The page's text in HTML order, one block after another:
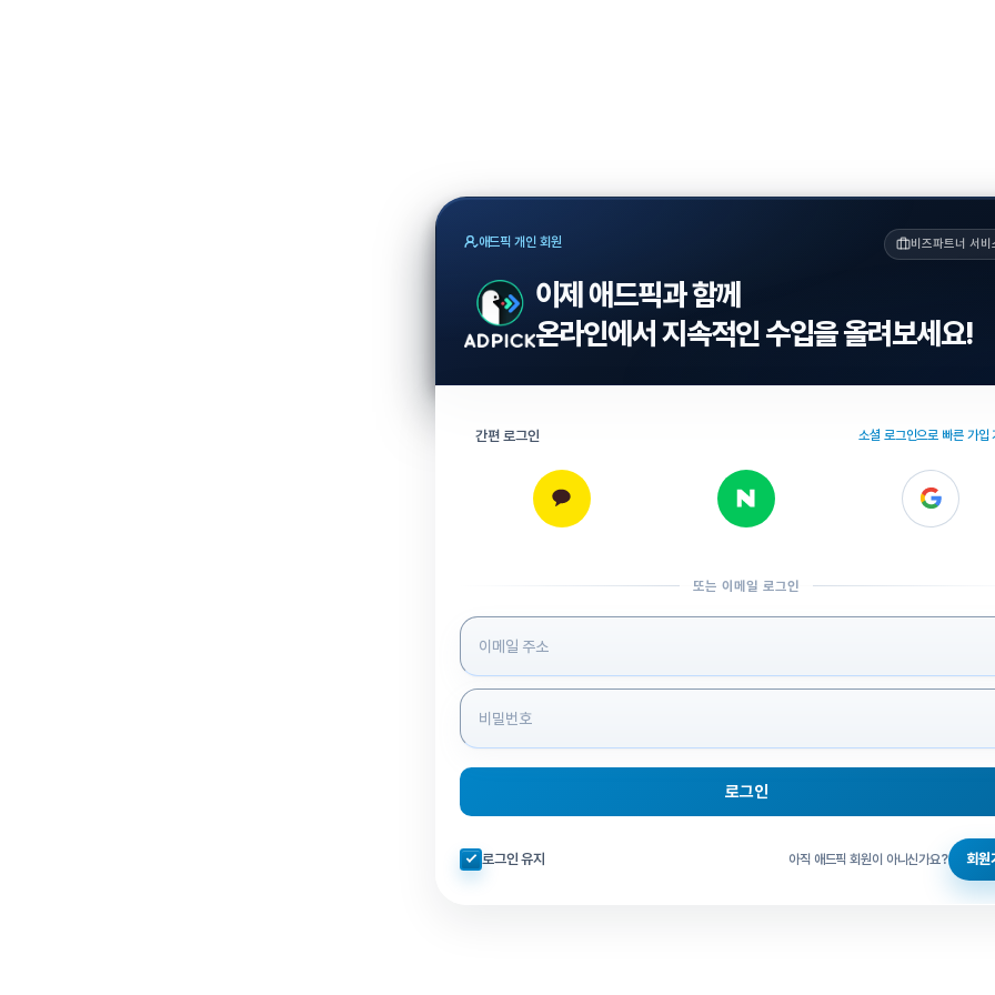
애드픽 개인 회원 비즈파트너 서비
이제 애드픽과 함께
온라인에서 지속적인 수입을 올려보세요!
간편 로그인 소셜 로그인으로 빠른 가입
또는 이메일 로그인
로그인 정보 입력
로그인
자동로그인 체크
로그인 유지 아직 애드픽 회원이 아니신가요? 회원